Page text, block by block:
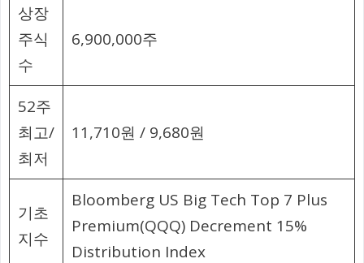
상장
주식
수
6,900,000주
52주
최고/
최저
11,710원 / 9,680원
기초
지수
Bloomberg US Big Tech Top 7 Plus
Premium(QQQ) Decrement 15%
Distribution Index